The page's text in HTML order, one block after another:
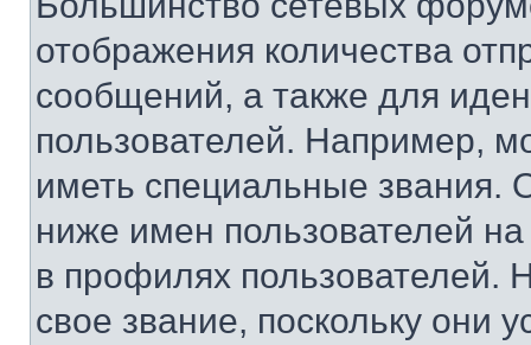
отображения количества
сообщений, а также для
пользователей. Например,
иметь специальные звания.
ниже имен пользователей
в профилях
свое звание, поскольку они